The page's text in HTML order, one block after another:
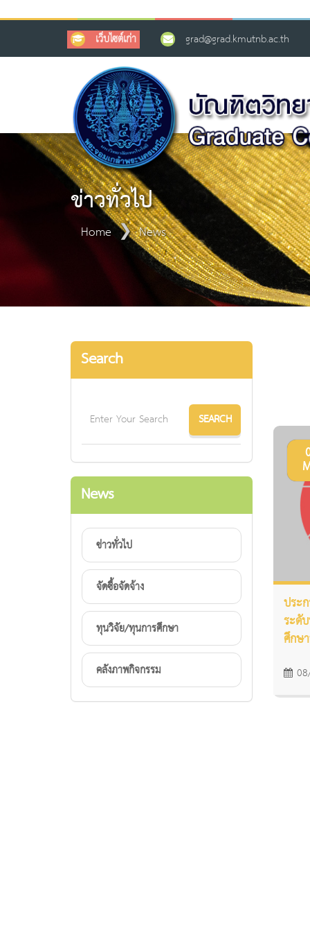
เว็บไซต์เก่า grad@grad.kmutnb.ac.th
ข่าวทั่วไป
Home News
ประ
ระดั
ศึกษ
Search
News
ข่าวทั่วไป
จัดซื้อจัดจ้าง
ทุนวิจัย/ทุนการศึกษา
คลังภาพกิจกรรม